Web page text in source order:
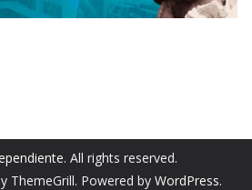
. All rights reserved.
ThemeGrill. Powered by WordPress.